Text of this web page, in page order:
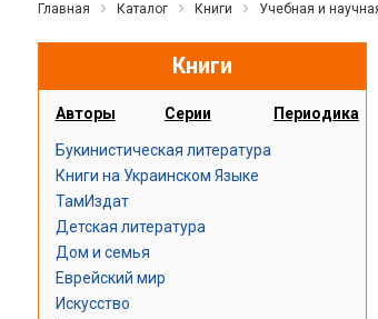
Главная Каталог Книги Учебная и
Книги
Авторы Серии Периодика
Букинистическая литература
Книги на Украинском Языке
ТамИздат
Детская литература
Дом и семья
Еврейский мир
Искусство